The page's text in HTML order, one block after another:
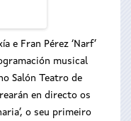
e Fran Pérez ‘Narf’
musical
Salón Teatro de
en directo os
o seu primeiro